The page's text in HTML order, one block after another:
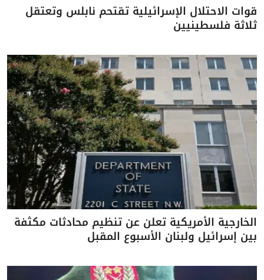
قوات الاحتلال الإسرائيلية تقتحم نابلس وتعتقل
ثلاثة فلسطينيين
الخارجية الأمريكية تعلن عن تنظيم محادثات مكثفة
بين إسرائيل ولبنان الأسبوع المقبل